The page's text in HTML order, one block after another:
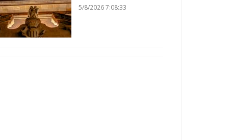
5/8/2026 7:08:33